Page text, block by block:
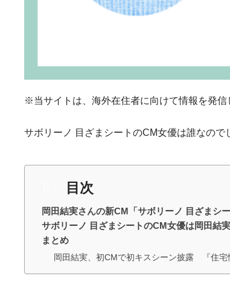
※当サイトは、海外在住者に向けて情報を発信
サボリーノ 目ざまシートのCM女優は誰なので
目次
岡田結実さんの新CM「サボリーノ 目ざまシ
サボリーノ 目ざまシートのCM女優は岡田結
まとめ
岡田結実、初CMで初キスシーン披露 『住宅